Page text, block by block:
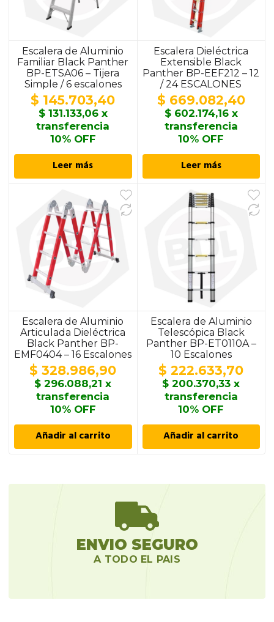
Escalera de Aluminio
Familiar Black Panther
BP-ETSA06 – Tijera
Simple / 6 escalones
$ 145.703,40
$131.133,06x
transferencia
10% OFF
Leer más
Escalera Dieléctrica
Extensible Black
Panther BP-EEF212 – 12
/ 24 ESCALONES
$ 669.082,40
$602.174,16x
transferencia
10% OFF
Leer más
Escalera de Aluminio
Articulada Dieléctrica
Black Panther BP-
EMF0404 – 16 Escalones
$ 328.986,90
$ 296.088,21 x
transferencia
10% OFF
Añadir al carrito
Escalera de Aluminio
Telescópica Black
Panther BP-ET0110A –
10 Escalones
$ 222.633,70
$ 200.370,33 x
transferencia
10% OFF
Añadir al carrito
ENVIO SEGURO
A TODO EL PAIS